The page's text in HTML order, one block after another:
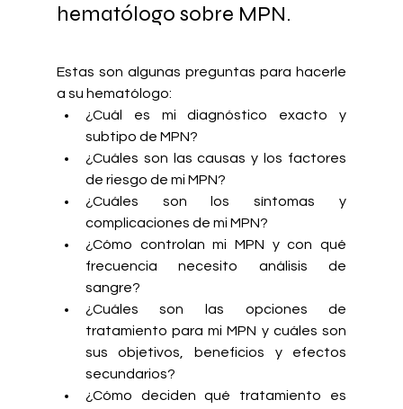
hematólogo sobre MPN.
Estas son algunas preguntas para hacerle
a su hematólogo:
¿Cuál es mi diagnóstico exacto y
subtipo de MPN?
¿Cuáles son las causas y los factores
de riesgo de mi MPN?
¿Cuáles son los síntomas y
complicaciones de mi MPN?
¿Cómo controlan mi MPN y con qué
frecuencia necesito análisis de
sangre?
¿Cuáles son las opciones de
tratamiento para mi MPN y cuáles son
sus objetivos, beneficios y efectos
secundarios?
¿Cómo deciden qué tratamiento es